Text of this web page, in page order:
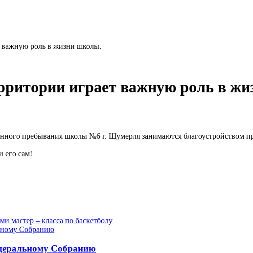
важную роль в жизни школы.
играет важную роль в
пребывания школы №6 г. Шумерля занимаются
его сам!
мастер – класса по баскетболу
Собранию